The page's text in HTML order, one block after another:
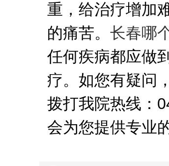
重，给治疗增加
的痛苦。 长春哪
任何疾病都应做
疗。如您有疑问
拨打我院热线：
会为您提供专业